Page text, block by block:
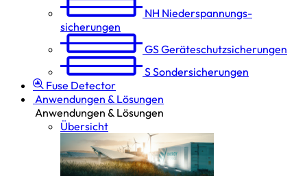
NH Niederspannungs­
sicherungen
GSGeräteschutz­sicherungen
SSondersicherungen
Fuse Detector
Anwendungen & Lösungen
Anwendungen & Lösungen
Übersicht